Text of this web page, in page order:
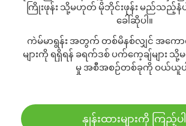
ကြိုးဖုန်း သို့မဟုတ် မိုဘိုင်းဖုန်း မည်သည့်နံ
ခေါ်ဆိုပါ။
ကဲမ်မာရွန်း အတွက် တစ်မိနစ်လျှင် အကောင်
များကို ရရှိရန် ခရက်ဒစ် ပက်ကေ့ချ်များ
မှု အစီအစဉ်တစ်ခုကို ဝယ်ယူပ
နှုန်းထားများကို ကြည့်ပါ